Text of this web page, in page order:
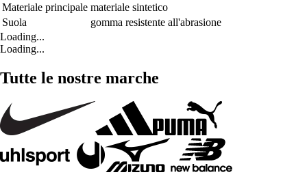
Materiale principale materiale sintetico
Suola
gomma resistente all'abrasione
Loading...
Loading...
Tutte le nostre marche